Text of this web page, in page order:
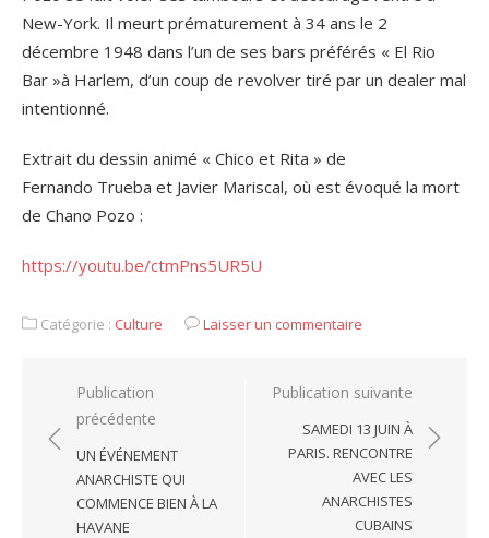
New-York. Il meurt prématurement à 34 ans le 2
décembre 1948 dans l’un de ses bars préférés « El Rio
Bar »à Harlem, d’un coup de revolver tiré par un dealer mal
intentionné.
Extrait du dessin animé « Chico et Rita » de
Fernando Trueba et Javier Mariscal, où est évoqué la mort
de Chano Pozo :
https://youtu.be/ctmPns5UR5U
Catégorie : Culture Laisser un commentaire
Navigation
de
l’article
Publication
précédente
UN ÉVÉNEMENT
ANARCHISTE QUI
COMMENCE BIEN À LA
HAVANE
Publication suivante
SAMEDI 13 JUIN À
PARIS. RENCONTRE
AVEC LES
ANARCHISTES
CUBAINS